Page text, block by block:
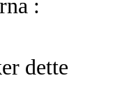
:
dette